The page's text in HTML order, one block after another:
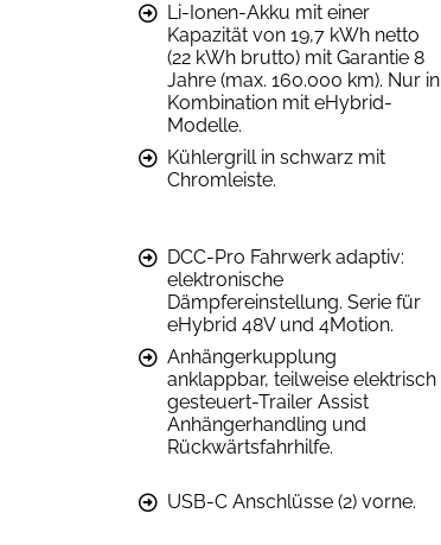
Li-Ionen-Akku mit einer
Kapazität von 19,7 kWh netto
(22 kWh brutto) mit Garantie 8
Jahre (max. 160.000 km). Nur in
Kombination mit eHybrid-
Modelle.
Kühlergrill in schwarz mit
Chromleiste.
DCC-Pro Fahrwerk adaptiv:
elektronische
Dämpfereinstellung. Serie für
eHybrid 48V und 4Motion.
Anhängerkupplung
anklappbar, teilweise elektrisch
gesteuert-Trailer Assist
Anhängerhandling und
Rückwärtsfahrhilfe.
USB-C Anschlüsse (2) vorne.